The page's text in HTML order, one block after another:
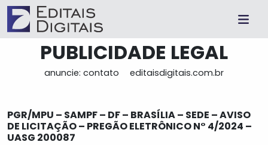
PUBLICIDADE LEGAL
anuncie: contato editaisdigitais.com.br
PGR/MPU – SAMPF – DF – BRASÍLIA – SEDE – AVISO
DE LICITAÇÃO – PREGÃO ELETRÔNICO N° 4/2024 –
UASG 200087